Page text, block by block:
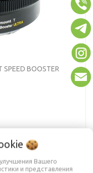
SPEED BOOSTER
Вашего
и представления